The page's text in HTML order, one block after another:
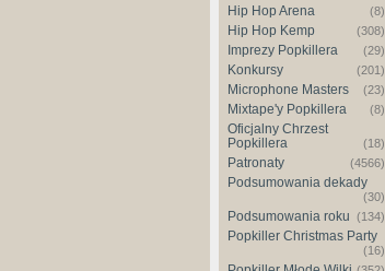
Hip Hop Arena (8)
Hip Hop Kemp (308)
Imprezy Popkillera (29)
Konkursy (201)
Microphone Masters (23)
Mixtape'y Popkillera (8)
Oficjalny Chrzest
Popkillera
(18)
Patronaty (4566)
Podsumowania dekady
(30)
Podsumowania roku (134)
Popkiller Christmas Party
(16)